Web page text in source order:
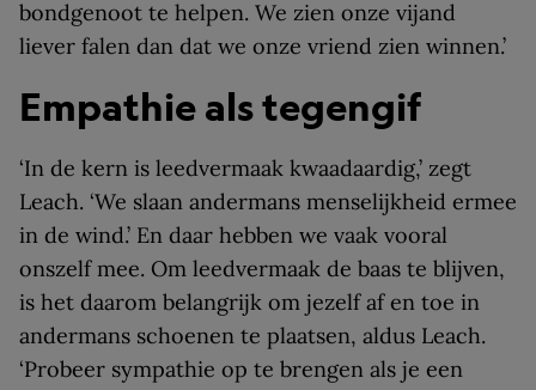
bondgenoot te helpen. We zien onze vijand
liever falen dan dat we onze vriend zien winnen.’
Empathie als tegengif
‘In de kern is leedvermaak kwaadaardig,’ zegt
Leach. ‘We slaan andermans menselijkheid ermee
in de wind.’ En daar hebben we vaak vooral
onszelf mee. Om leedvermaak de baas te blijven,
is het daarom belangrijk om jezelf af en toe in
andermans schoenen te plaatsen, aldus Leach.
‘Probeer sympathie op te brengen als je een